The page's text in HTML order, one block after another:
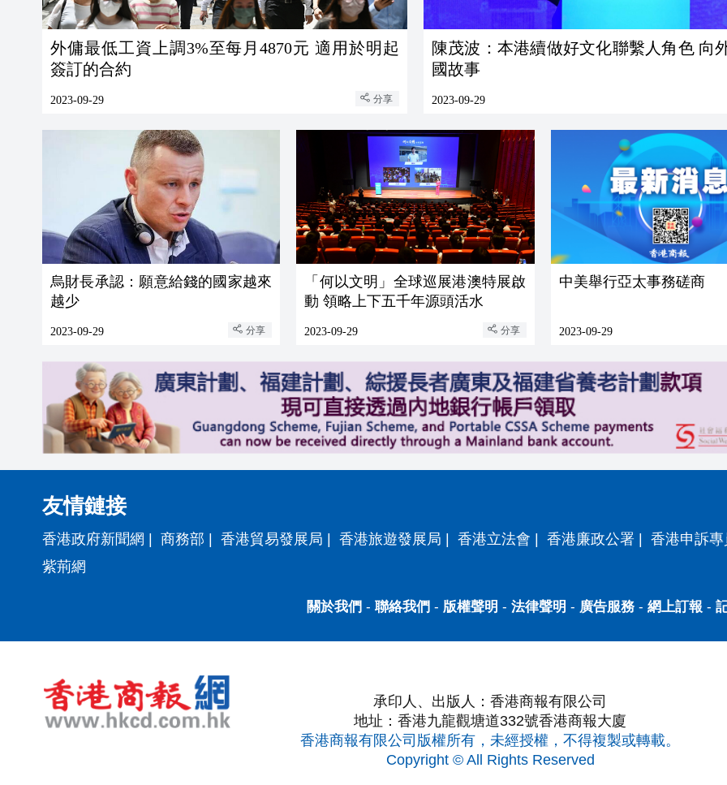
外傭最低工資上調3%至每月4870元 適用於明起
簽訂的合約
2023-09-29 分享
陳茂波：本港續做好文化聯繫人角色 向
國故事
2023-09-29
烏財長承認：願意給錢的國家越來
越少
2023-09-29 分享
「何以文明」全球巡展港澳特展啟
動 領略上下五千年源頭活水
2023-09-29 分享
中美舉行亞太事務磋商
2023-09-29
友情鏈接
香港政府新聞網 商務部 香港貿易發展局 香港旅遊發展局 香港立法會 香港廉政公署
香港申訴
紫荊網
關於我們 - 聯絡我們 - 版權聲明 - 法律聲明 - 廣告服務- 網上訂報 -
承印人、出版人：香港商報有限公司
地址：香港九龍觀塘道332號香港商報大廈
香港商報有限公司版權所有，未經授權，不得複製或轉載。
Copyright © All Rights Reserved